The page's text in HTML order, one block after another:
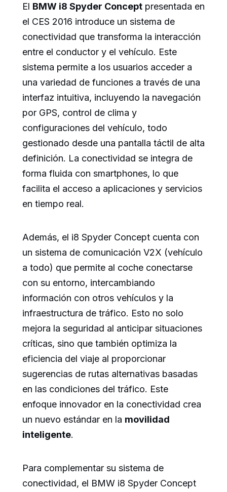
El BMW i8 Spyder Concept presentada en
el CES 2016 introduce un sistema de
conectividad que transforma la interacción
entre el conductor y el vehículo. Este
sistema permite a los usuarios acceder a
una variedad de funciones a través de una
interfaz intuitiva, incluyendo la navegación
por GPS, control de clima y
configuraciones del vehículo, todo
gestionado desde una pantalla táctil de alta
definición. La conectividad se integra de
forma fluida con smartphones, lo que
facilita el acceso a aplicaciones y servicios
en tiempo real.
Además, el i8 Spyder Concept cuenta con
un sistema de comunicación V2X (vehículo
a todo) que permite al coche conectarse
con su entorno, intercambiando
información con otros vehículos y la
infraestructura de tráfico. Esto no solo
mejora la seguridad al anticipar situaciones
críticas, sino que también optimiza la
eficiencia del viaje al proporcionar
sugerencias de rutas alternativas basadas
en las condiciones del tráfico. Este
enfoque innovador en la conectividad crea
un nuevo estándar en la movilidad
inteligente.
Para complementar su sistema de
conectividad, el BMW i8 Spyder Concept